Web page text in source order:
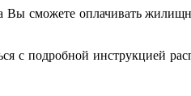
Вы сможете оплачивать
с подробной инструкцией